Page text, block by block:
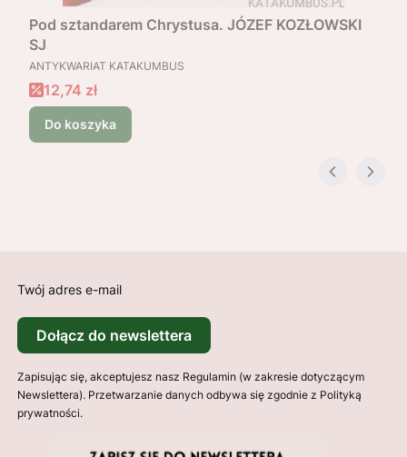
Pod sztandarem Chrystusa. JÓZEF KOZŁOWSKI
SJ
PRODUCENT
ANTYKWARIAT KATAKUMBUS
Cena promocyjna
12,74 zł
Do koszyka
Twój adres e-mail
Dołącz do newslettera
Zapisując się, akceptujesz nasz Regulamin (w zakresie dotyczącym
Newslettera). Przetwarzanie danych odbywa się zgodnie z Polityką
prywatności.